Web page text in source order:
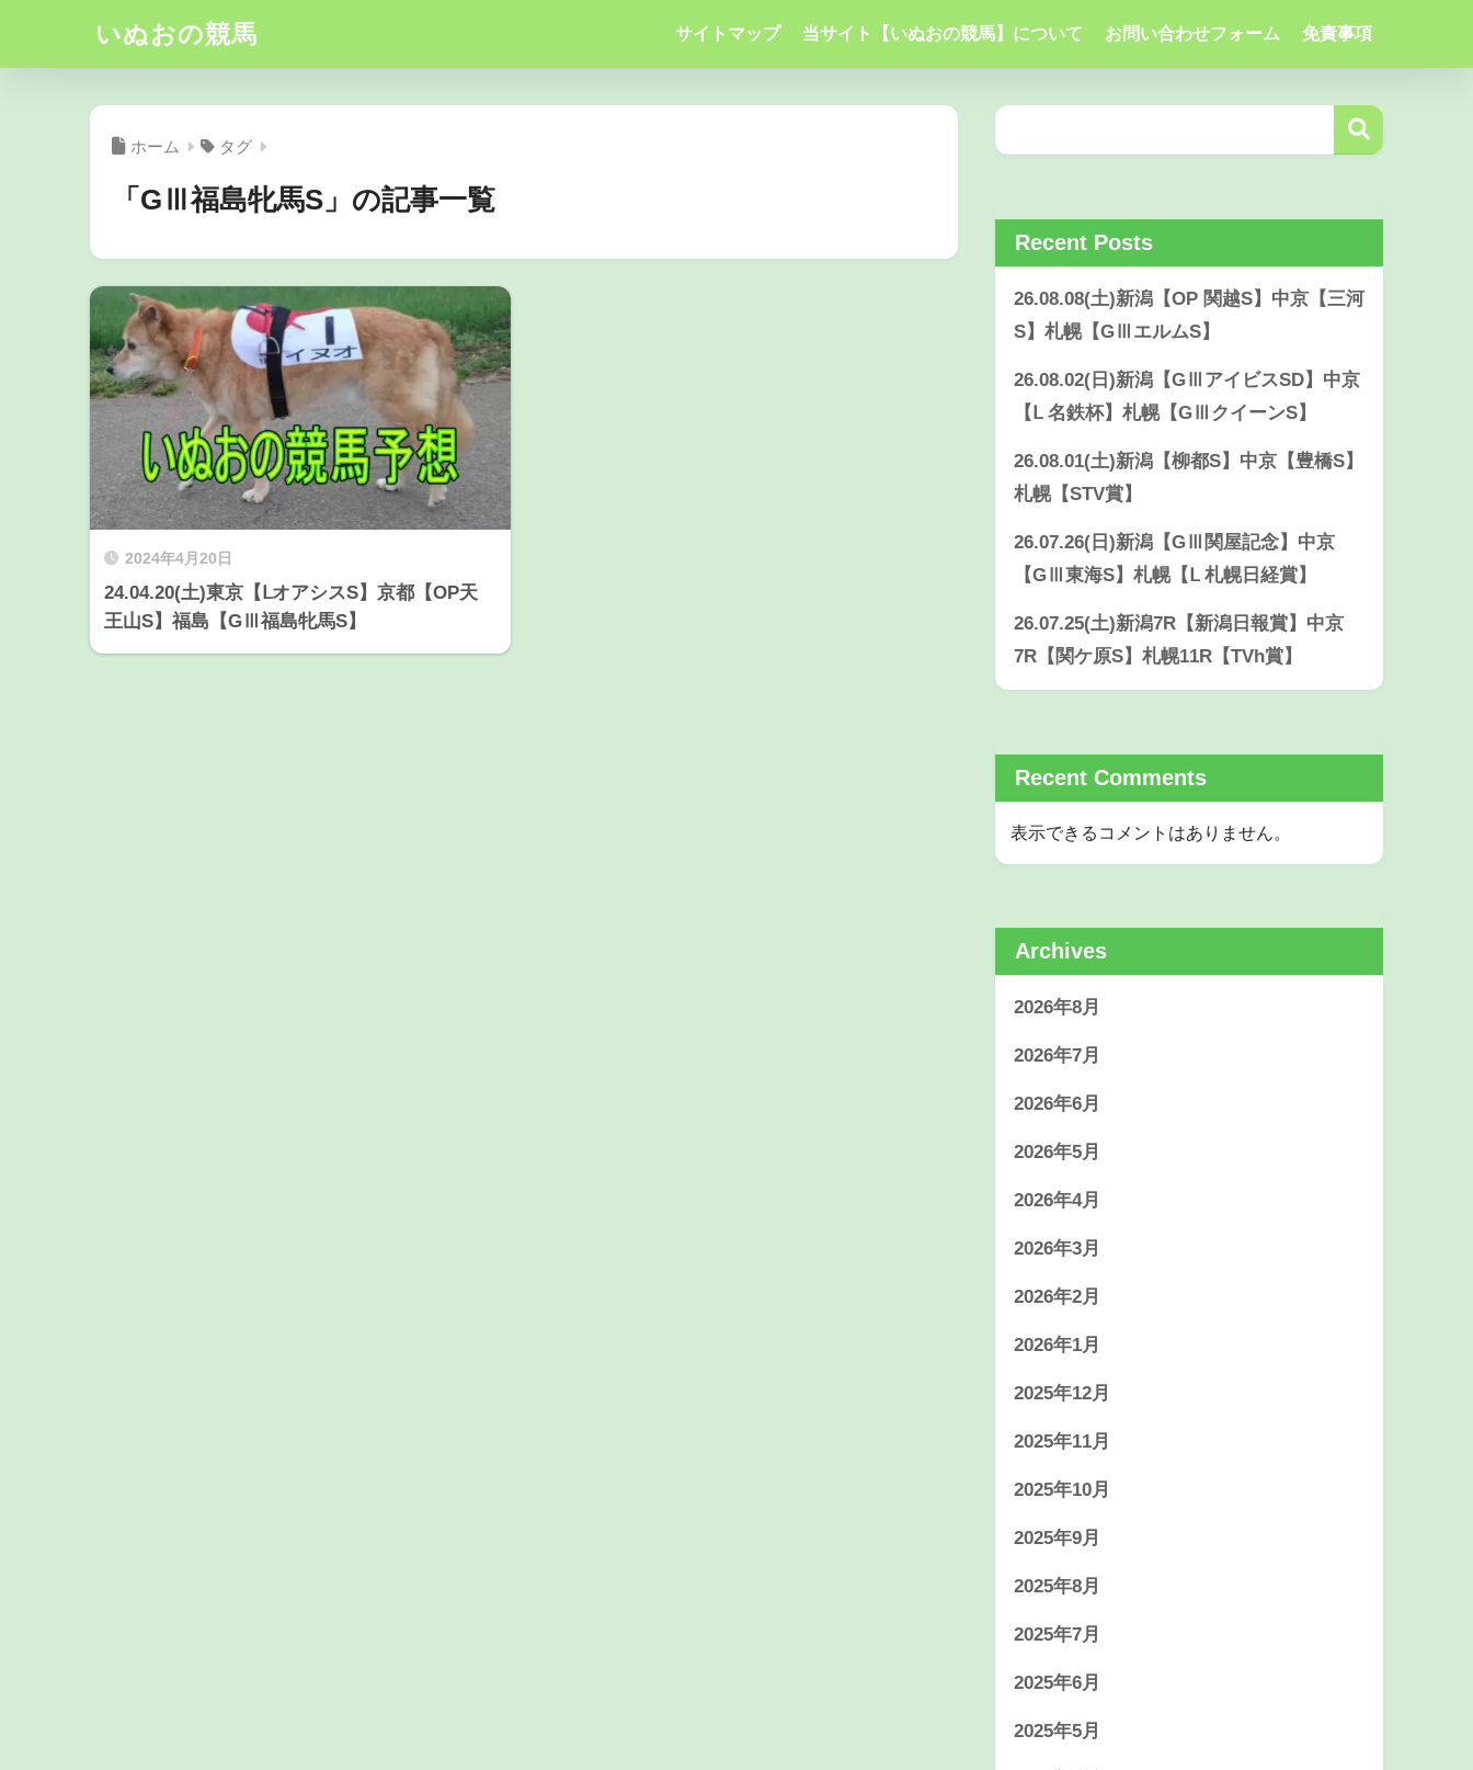
いぬおの競馬 サイトマップ 当サイト【いぬおの競馬】について お問い合わせフォーム 免責事項
ホーム タグ
「GⅢ福島牝馬S」の記事一覧
2024年4月20日
24.04.20(土)東京【ⅬオアシスS】京都【OP天
王山S】福島【GⅢ福島牝馬S】
Recent Posts
26.08.08(土)新潟【OP 関越S】中京【三河
S】札幌【GⅢエルムS】
26.08.02(日)新潟【GⅢアイビスSD】中京
【Ⅼ 名鉄杯】札幌【GⅢクイーンS】
26.08.01(土)新潟【柳都S】中京【豊橋S】
札幌【STV賞】
26.07.26(日)新潟【GⅢ関屋記念】中京
【GⅢ東海S】札幌【Ⅼ 札幌日経賞】
26.07.25(土)新潟7R【新潟日報賞】中京
7R【関ケ原S】札幌11R【TVh賞】
Recent Comments
表示できるコメントはありません。
Archives
2026年8月
2026年7月
2026年6月
2026年5月
2026年4月
2026年3月
2026年2月
2026年1月
2025年12月
2025年11月
2025年10月
2025年9月
2025年8月
2025年7月
2025年6月
2025年5月